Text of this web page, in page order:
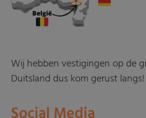
Wij hebben vestigingen op de
Duitsland dus kom gerust langs!